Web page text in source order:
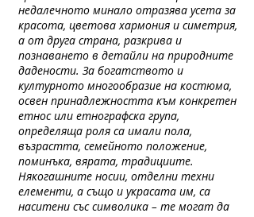
недалечното минало отразява усета за
красота, цветова хармония и симетрия,
а от друга страна, разкрива и
познаването в детайли на природните
дадености. За богатството и
културното многообразие на костюма,
освен принадлежността към конкретен
етнос или етнографска група,
определяща роля са имали пола,
възрастта, семейното положение,
поминъка, вярата, традициите.
Някогашните носии, отделни техни
елементи, а също и украсата им, са
наситени със символика – те могат да